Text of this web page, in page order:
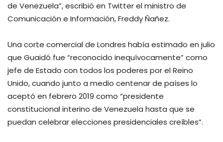
de Venezuela”, escribió en Twitter el ministro de
Comunicación e Información, Freddy Ñañez.
Una corte comercial de Londres había estimado en julio
que Guaidó fue “reconocido inequívocamente” como
jefe de Estado con todos los poderes por el Reino
Unido, cuando junto a medio centenar de países lo
aceptó en febrero 2019 como “presidente
constitucional interino de Venezuela hasta que se
puedan celebrar elecciones presidenciales creíbles”.